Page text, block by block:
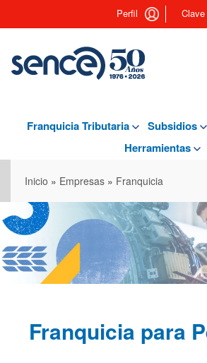
Perfil Clave
Franquicia Tributaria Subsidios
Herramientas
Inicio » Empresas » Franquicia
Franquicia para